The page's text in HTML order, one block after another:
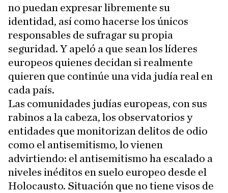
no puedan expresar libremente su
identidad, así como hacerse los únicos
responsables de sufragar su propia
seguridad. Y apeló a que sean los líderes
europeos quienes decidan si realmente
quieren que continúe una vida judía real en
cada país.
Las comunidades judías europeas, con sus
rabinos a la cabeza, los observatorios y
entidades que monitorizan delitos de odio
como el antisemitismo, lo vienen
advirtiendo: el antisemitismo ha escalado a
niveles inéditos en suelo europeo desde el
Holocausto. Situación que no tiene visos de